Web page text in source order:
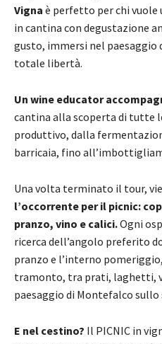
Vigna è perfetto per chi vuole
in cantina con degustazione
gusto, immersi nel paesaggio
totale libertà.
Un wine educator
cantina alla scoperta di tutte
produttivo, dalla
barricaia, fino
Una volta terminato il tour,
l’occorrente per il picnic:
pranzo, vino e calici.Ogni
ricerca dell’angolo preferito
pranzo e l’interno
tramonto, tra prati, laghetti,
paesaggio di Montefalco sullo
E nel cestino? Il PICNIC in